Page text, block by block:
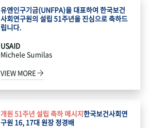
유엔인구기금(UNFPA)을 대표하여 한국보건
사회연구원의 설립 51주년을 진심으로 축하드
립니다.
USAID
Michele Sumilas
VIEW MORE
개원 51주년 설립 축하 메시지한국보건사회연
구원 16, 17대 원장 정경배